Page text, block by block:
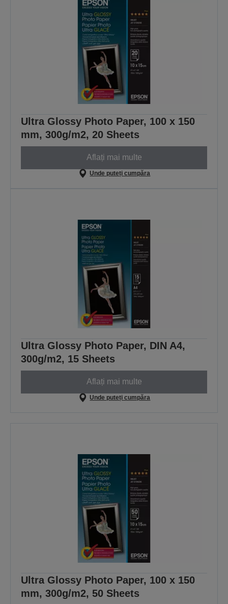
Ultra Glossy Photo Paper, 100 x 150
mm, 300g/m2, 20 Sheets
Aflați mai multe
Unde puteți cumpăra
Ultra Glossy Photo Paper, DIN A4,
300g/m2, 15 Sheets
Aflați mai multe
Unde puteți cumpăra
Ultra Glossy Photo Paper, 100 x 150
mm, 300g/m2, 50 Sheets